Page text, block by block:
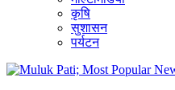
कृषि
सुशासन
पर्यटन